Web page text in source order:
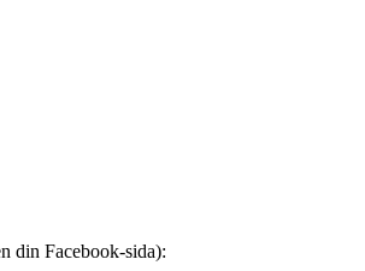
din Facebook-sida):